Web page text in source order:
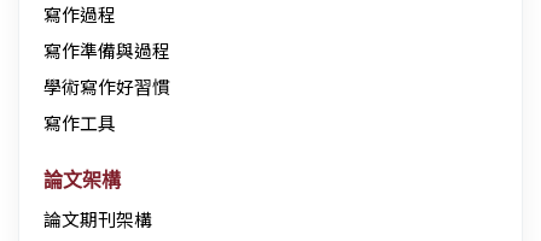
寫作過程
寫作準備與過程
學術寫作好習慣
寫作工具
論文架構
論文期刊架構